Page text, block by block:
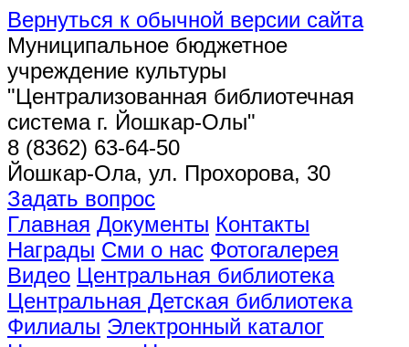
Вернуться к обычной версии сайта
Муниципальное бюджетное
учреждение культуры
"Централизованная библиотечная
система г. Йошкар-Олы"
8 (8362) 63-64-50
Йошкар-Ола, ул. Прохорова, 30
Задать вопрос
Главная Документы Контакты
Награды Сми о нас Фотогалерея
Видео Центральная библиотека
Центральная Детская библиотека
Филиалы Электронный каталог